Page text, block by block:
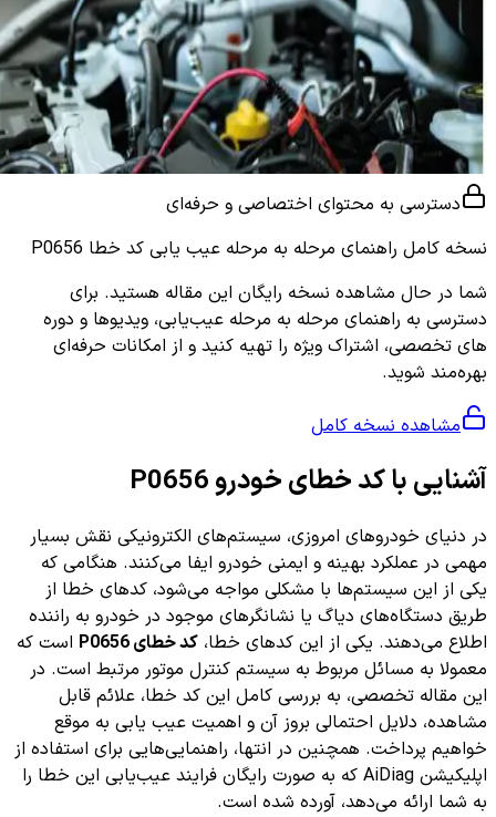
دسترسی به محتوای اختصاصی و حرفه‌ای
نسخه کامل راهنمای مرحله به مرحله عیب یابی کد خطا P0656
شما در حال مشاهده نسخه رایگان این مقاله هستید. برای
دسترسی به راهنمای مرحله به مرحله عیب‌یابی، ویدیوها و دوره
های تخصصی، اشتراک ویژه را تهیه کنید و از امکانات حرفه‌ای
بهره‌مند شوید.
مشاهده نسخه کامل
آشنایی با کد خطای خودرو P0656
در دنیای خودروهای امروزی، سیستم‌های الکترونیکی نقش بسیار
مهمی در عملکرد بهینه و ایمنی خودرو ایفا می‌کنند. هنگامی که
یکی از این سیستم‌ها با مشکلی مواجه می‌شود، کدهای خطا از
طریق دستگاه‌های دیاگ یا نشانگرهای موجود در خودرو به راننده
اطلاع می‌دهند. یکی از این کدهای خطا، کد خطای P0656
است که
معمولا به مسائل مربوط به سیستم کنترل موتور مرتبط است. در
این مقاله تخصصی، به بررسی کامل این کد خطا، علائم قابل
مشاهده، دلایل احتمالی بروز آن و اهمیت عیب یابی به موقع
خواهیم پرداخت. همچنین در انتها، راهنمایی‌هایی برای استفاده از
اپلیکیشن AiDiag که به صورت رایگان فرایند عیب‌یابی این خطا را
به شما ارائه می‌دهد، آورده شده است.